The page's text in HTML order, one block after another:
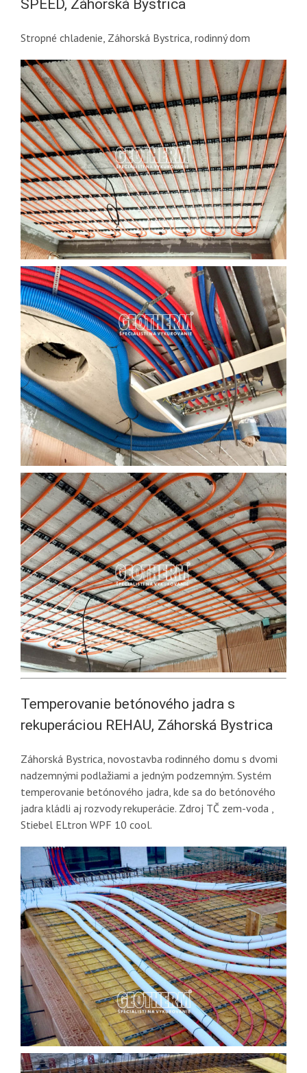
SPEED, Záhorská Bystrica
Stropné chladenie, Záhorská Bystrica, rodinný dom
Temperovanie betónového jadra s
rekuperáciou REHAU, Záhorská Bystrica
Záhorská Bystrica, novostavba rodinného domu s dvomi
nadzemnými podlažiami a jedným podzemným. Systém
temperovanie betónového jadra, kde sa do betónového
jadra kládli aj rozvody rekuperácie. Zdroj TČ zem-voda ,
Stiebel ELtron WPF 10 cool.